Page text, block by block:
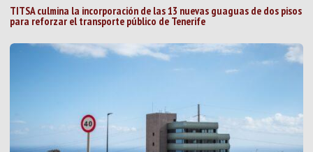
TITSA culmina la incorporación de las 13 nuevas guaguas de dos pisos
para reforzar el transporte público de Tenerife